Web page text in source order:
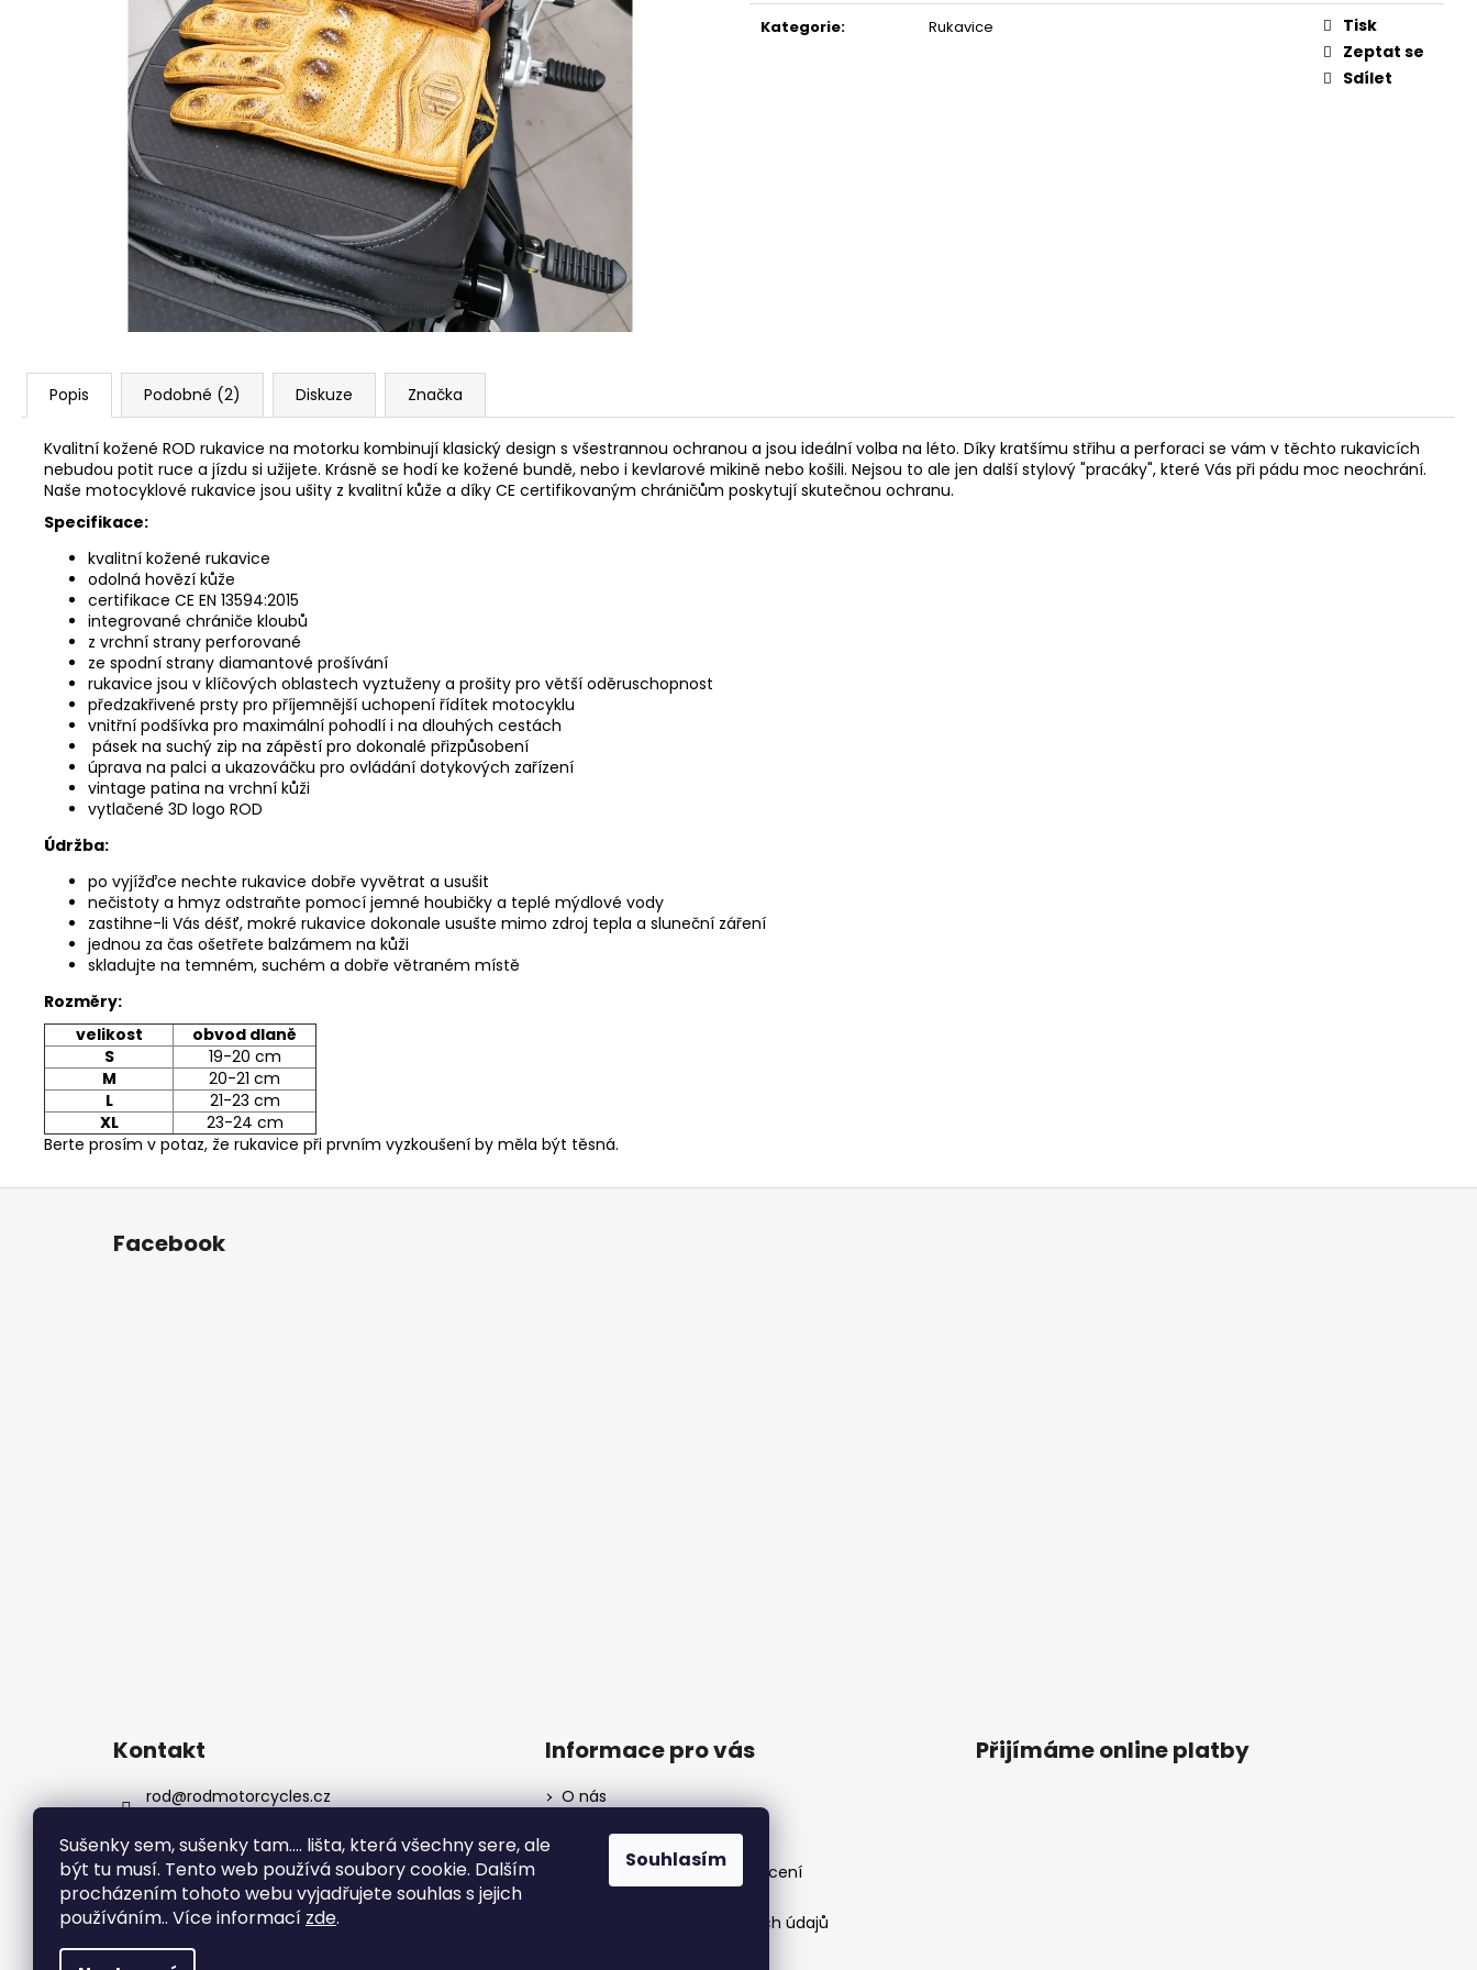
Sušenky sem, sušenky tam.... lišta, která všechny sere, ale
být tu musí. Tento web používá soubory cookie. Dalším
procházením tohoto webu vyjadřujete souhlas s jejich
používáním.. Více informací zde.
Souhlasím
cena:
Kategorie: Rukavice
Tisk
Zeptat se
Sdílet
Popis Podobné (2) Diskuze Značka
Kvalitní kožené ROD rukavice na motorku kombinují klasický design s všestrannou ochranou a jsou ideální volba na léto. Díky kratšímu střihu a perforaci se vám v těchto rukavicích
nebudou potit ruce a jízdu si užijete. Krásně se hodí ke kožené bundě, nebo i kevlarové mikině nebo košili. Nejsou to ale jen další stylový "pracáky", které Vás při pádu moc neochrání.
Naše motocyklové rukavice jsou ušity z kvalitní kůže a díky CE certifikovaným chráničům poskytují skutečnou ochranu.
Specifikace:
kvalitní kožené rukavice
odolná hovězí kůže
certifikace CE EN 13594:2015
integrované chrániče kloubů
z vrchní strany perforované
ze spodní strany diamantové prošívání
rukavice jsou v klíčových oblastech vyztuženy a prošity pro větší oděruschopnost
předzakřivené prsty pro příjemnější uchopení řídítek motocyklu
vnitřní podšívka pro maximální pohodlí i na dlouhých cestách
pásek na suchý zip na zápěstí pro dokonalé přizpůsobení
úprava na palci a ukazováčku pro ovládání dotykových zařízení
vintage patina na vrchní kůži
vytlačené 3D logo ROD
Údržba:
po vyjížďce nechte rukavice dobře vyvětrat a usušit
nečistoty a hmyz odstraňte pomocí jemné houbičky a teplé mýdlové vody
zastihne-li Vás déšť, mokré rukavice dokonale usušte mimo zdroj tepla a sluneční záření
jednou za čas ošetřete balzámem na kůži
skladujte na temném, suchém a dobře větraném místě
Rozměry:
velikost
obvod dlaně
S
19-20 cm
M
20-21 cm
L
21-23 cm
XL
23-24 cm
Berte prosím v potaz, že rukavice při prvním vyzkoušení by měla být těsná.
BUELL XB12S CUSTOM CAFE RACER
690 000 Kč
BMW R NINET CUSTOM SCRAMBLER
950 000 Kč
MOTOCYKLOVÉ RUKAVICE ROD ŽLUTÉ
Z
Facebook
Kontakt
rod@rodmotorcycles.cz
rodmotorcycles
rodmotorcycles
ROD Motorcycles
Informace pro vás
O nás
Doprava a platba
Reklamace / výměna / vrácení
Podmínky ochrany osobních údajů
Přijímáme online platby